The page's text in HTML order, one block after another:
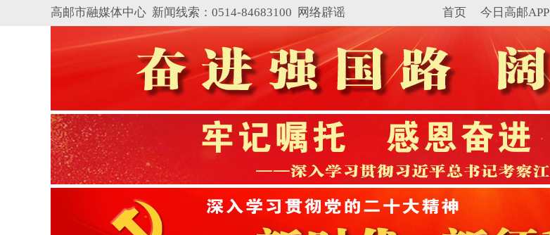
高邮市融媒体中心 新闻线索：0514-84683100 网络辟谣 首页 今日高邮APP